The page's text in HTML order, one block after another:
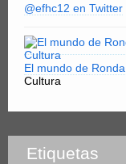
@efhc12 en Twitter
El mundo de Ronda
Cultura
Etiquetas